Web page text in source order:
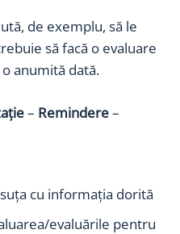
de exemplu, să le
să facă o evaluare
anumită dată.
– Remindere–
cu informația dorită
evaluările pentru